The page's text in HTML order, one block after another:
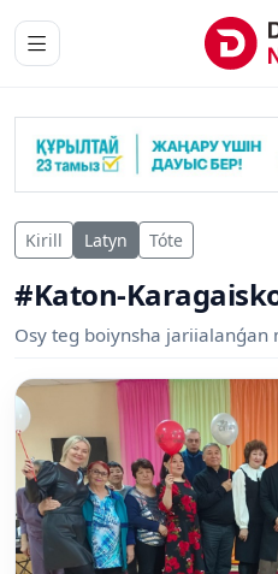
Kirill Latyn Tóte
#Katon-
Osy teg boiynsha jariialanǵan